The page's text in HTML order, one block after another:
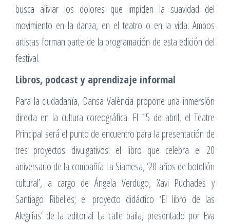
busca aliviar los dolores que impiden la suavidad del
movimiento en la danza, en el teatro o en la vida. Ambos
artistas forman parte de la programación de esta edición del
festival.
Libros, podcast y aprendizaje informal
Para la ciudadanía, Dansa València propone una inmersión
directa en la cultura coreográfica. El 15 de abril, el Teatre
Principal será el punto de encuentro para la presentación de
tres proyectos divulgativos: el libro que celebra el 20
aniversario de la compañía La Siamesa, ‘20 años de botellón
cultural’, a cargo de Ángela Verdugo, Xavi Puchades y
Santiago Ribelles; el proyecto didáctico ‘El libro de las
Alegrías’ de la editorial La calle baila, presentado por Eva